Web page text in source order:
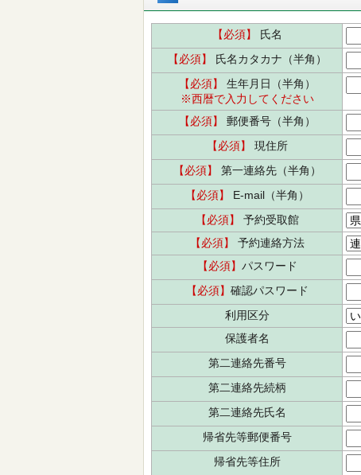
【必須】
氏名
【必須】
氏名カタカナ（半角）
【必須】
生年月日（半角）
※西暦で入力してください
【必須】
郵便番号（半角）
【必須】
現住所
【必須】
第一連絡先（半角）
【必須】
E-mail（半角）
【必須】
予約受取館
【必須】
予約連絡方法
【必須】 パスワード
【必須】 確認パスワード
利用区分
保護者名
第二連絡先番号
第二連絡先続柄
第二連絡先氏名
帰省先等郵便番号
帰省先等住所